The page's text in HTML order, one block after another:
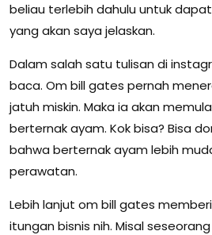
beliau terlebih dahulu untuk
yang akan saya jelaskan.
Dalam salah satu tulisan di
baca. Om bill gates pernah
jatuh miskin. Maka ia akan
berternak ayam. Kok bisa? Bisa
bahwa berternak ayam lebih
perawatan.
Lebih lanjut om bill gates
itungan bisnis nih. Misal